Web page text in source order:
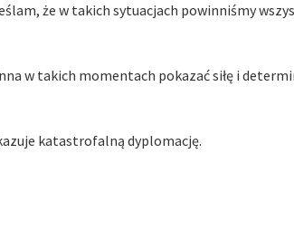
że w takich sytuacjach powinniśmy
w takich momentach pokazać siłę i
katastrofalną dyplomację.